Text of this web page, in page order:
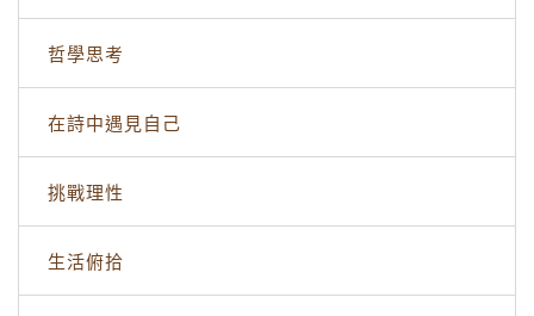
哲學思考
在詩中遇見自己
挑戰理性
生活俯拾